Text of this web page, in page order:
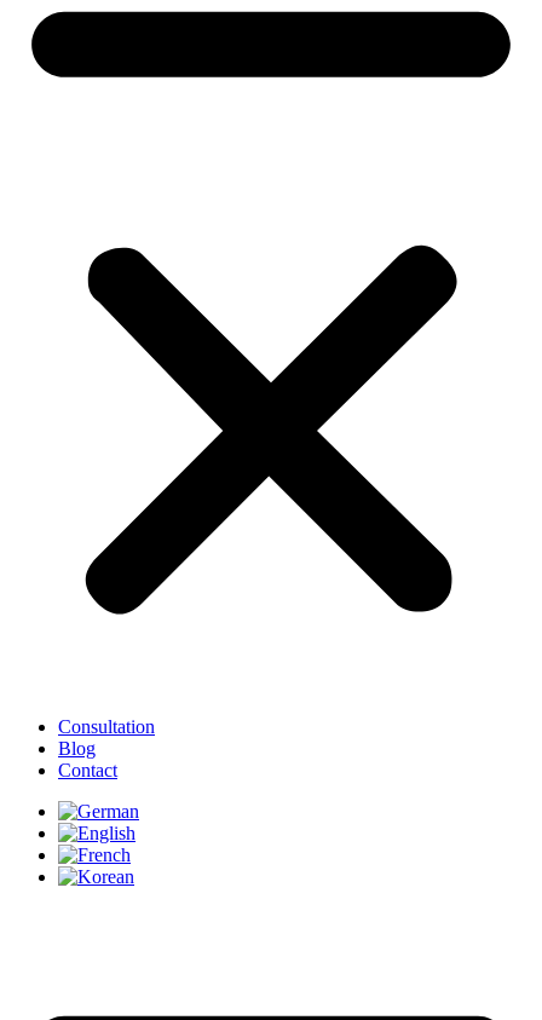
Consultation
Blog
Contact